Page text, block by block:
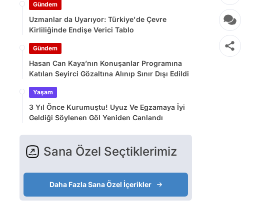
Gündem
Uzmanlar da Uyarıyor: Türkiye'de Çevre
Kirliliğinde Endişe Verici Tablo
Gündem
Hasan Can Kaya’nın Konuşanlar Programına
Katılan Seyirci Gözaltına Alınıp Sınır Dışı Edildi
Yaşam
3 Yıl Önce Kurumuştu! Uyuz Ve Egzamaya İyi
Geldiği Söylenen Göl Yeniden Canlandı
Sana Özel Seçtiklerimiz
Daha Fazla Sana Özel İçerikler